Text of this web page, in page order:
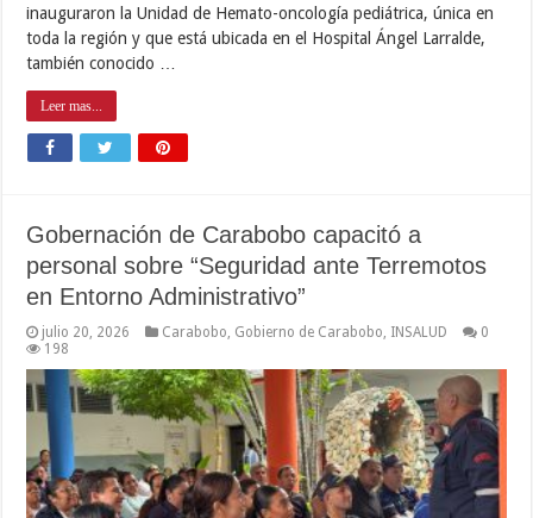
inauguraron la Unidad de Hemato-oncología pediátrica, única en
toda la región y que está ubicada en el Hospital Ángel Larralde,
también conocido …
Leer mas...
Gobernación de Carabobo capacitó a
personal sobre “Seguridad ante Terremotos
en Entorno Administrativo”
julio 20, 2026 Carabobo, Gobierno de Carabobo, INSALUD
0
198